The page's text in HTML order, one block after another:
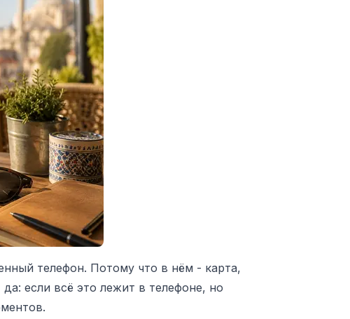
телефон. Потому что в нём - карта,
если всё это лежит в телефоне, но